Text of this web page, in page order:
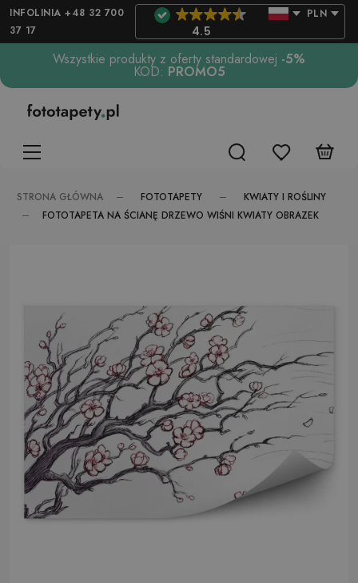
INFOLINIA +48 32 700
37 17
4.5
PLN
Wszystkie produkty z oferty standardowej -5%
KOD: PROMO5
STRONA GŁÓWNA FOTOTAPETY
KWIATY I ROŚLINY
FOTOTAPETA NA ŚCIANĘ DRZEWO WIŚNI KWIATY OBRAZEK